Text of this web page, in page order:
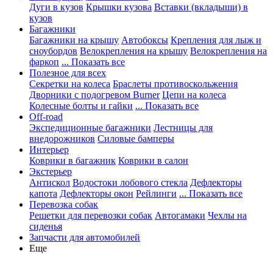
Дуги в кузов Крышки кузова Вставки (вкладыши) в
кузов
Багажники
Багажники на крышу Автобоксы Крепления для лыж и
сноубордов Велокрепления на крышу Велокрепления на
фаркоп ... Показать все
Полезное для всех
Секретки на колеса Браслеты противоскольжения
Дворники с подогревом Burner Цепи на колеса
Колесные болты и гайки ... Показать все
Off-road
Экспедиционные багажники Лестницы для
внедорожников Силовые бамперы
Интерьер
Коврики в багажник Коврики в салон
Экстерьер
Антискол Водостоки лобового стекла Дефлекторы
капота Дефлекторы окон Рейлинги ... Показать все
Перевозка собак
Решетки для перевозки собак Автогамаки Чехлы на
сиденья
Запчасти для автомобилей
Еще